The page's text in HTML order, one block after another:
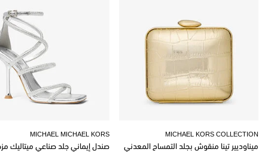
MICHAEL MICHAEL KORS
صندل إيماني جلد صناعي ميتاليك
MICHAEL KORS COLLECTION
ميناوديير تينا منقوش بجلد التمساح المعدني